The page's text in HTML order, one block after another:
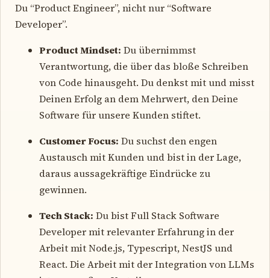
Du “Product Engineer”, nicht nur “Software
Developer”.
Product Mindset: Du übernimmst
Verantwortung, die über das bloße Schreiben
von Code hinausgeht. Du denkst mit und misst
Deinen Erfolg an dem Mehrwert, den Deine
Software für unsere Kunden stiftet.
Customer Focus: Du suchst den engen
Austausch mit Kunden und bist in der Lage,
daraus aussagekräftige Eindrücke zu
gewinnen.
Tech Stack: Du bist Full Stack Software
Developer mit relevanter Erfahrung in der
Arbeit mit Node.js, Typescript, NestJS und
React. Die Arbeit mit der Integration von LLMs